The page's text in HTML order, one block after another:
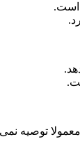
است.
توصیه